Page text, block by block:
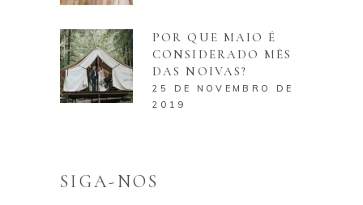
POR QUE MAIO É
CONSIDERADO MÊS
DAS NOIVAS?
25 DE NOVEMBRO DE
2019
SIGA-NOS